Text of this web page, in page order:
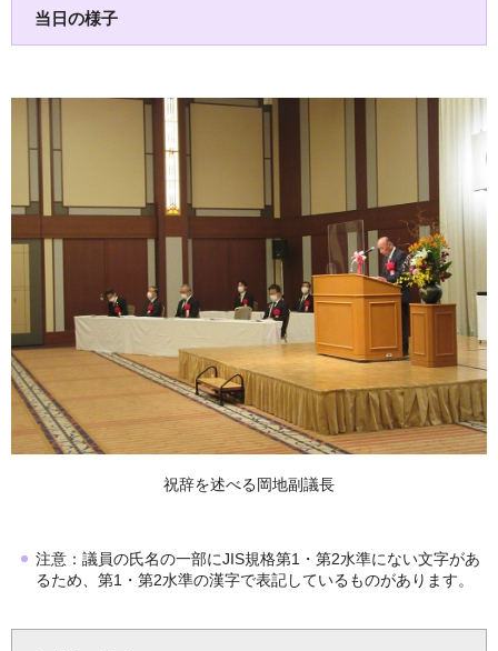
当日の様子
祝辞を述べる岡地副議長
注意：議員の氏名の一部にJIS規格第1・第2水準にない文字があ
るため、第1・第2水準の漢字で表記しているものがあります。